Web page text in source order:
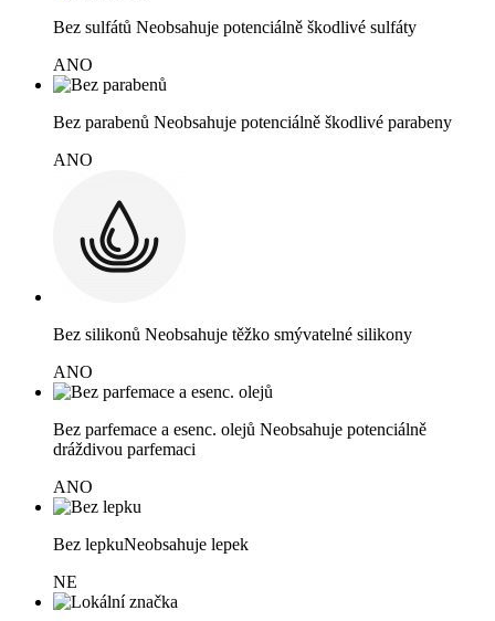
Bez sulfátů Neobsahuje potenciálně škodlivé sulfáty
ANO
Bez parabenů Neobsahuje potenciálně škodlivé parabeny
ANO
Bez silikonů Neobsahuje těžko smývatelné silikony
ANO
Bez parfemace a esenc. olejů Neobsahuje potenciálně
dráždivou parfemaci
ANO
Bez lepkuNeobsahuje lepek
NE